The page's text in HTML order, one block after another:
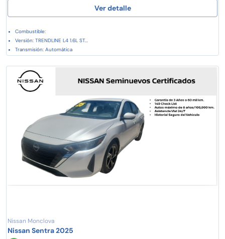
Ver detalle
Combustible:
Versión: TRENDLINE L4 1.6L ST...
Transmisión: Automática
Nissan Monclova
Nissan Sentra 2025